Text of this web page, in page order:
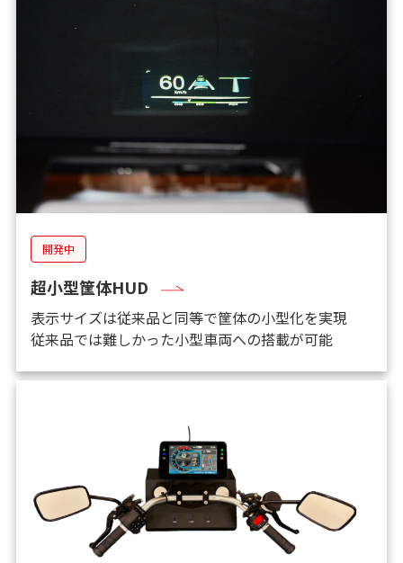
開発中
超小型筐体HUD
表示サイズは従来品と同等で筐体の小型化を実現
従来品では難しかった小型車両への搭載が可能